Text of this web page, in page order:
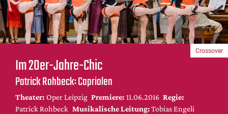
Crossover
Bühnenwelt
Festivals & Veranstaltungen
Menschen & Theater
Themen
Internationales
Nachrufe
Im 20er-Jahre-Chic
Patrick Rohbeck: Capriolen
Theater: Oper Leipzig Premiere: 11.06.2016 Regie:
Patrick Rohbeck Musikalische Leitung: Tobias Engeli
Crossover